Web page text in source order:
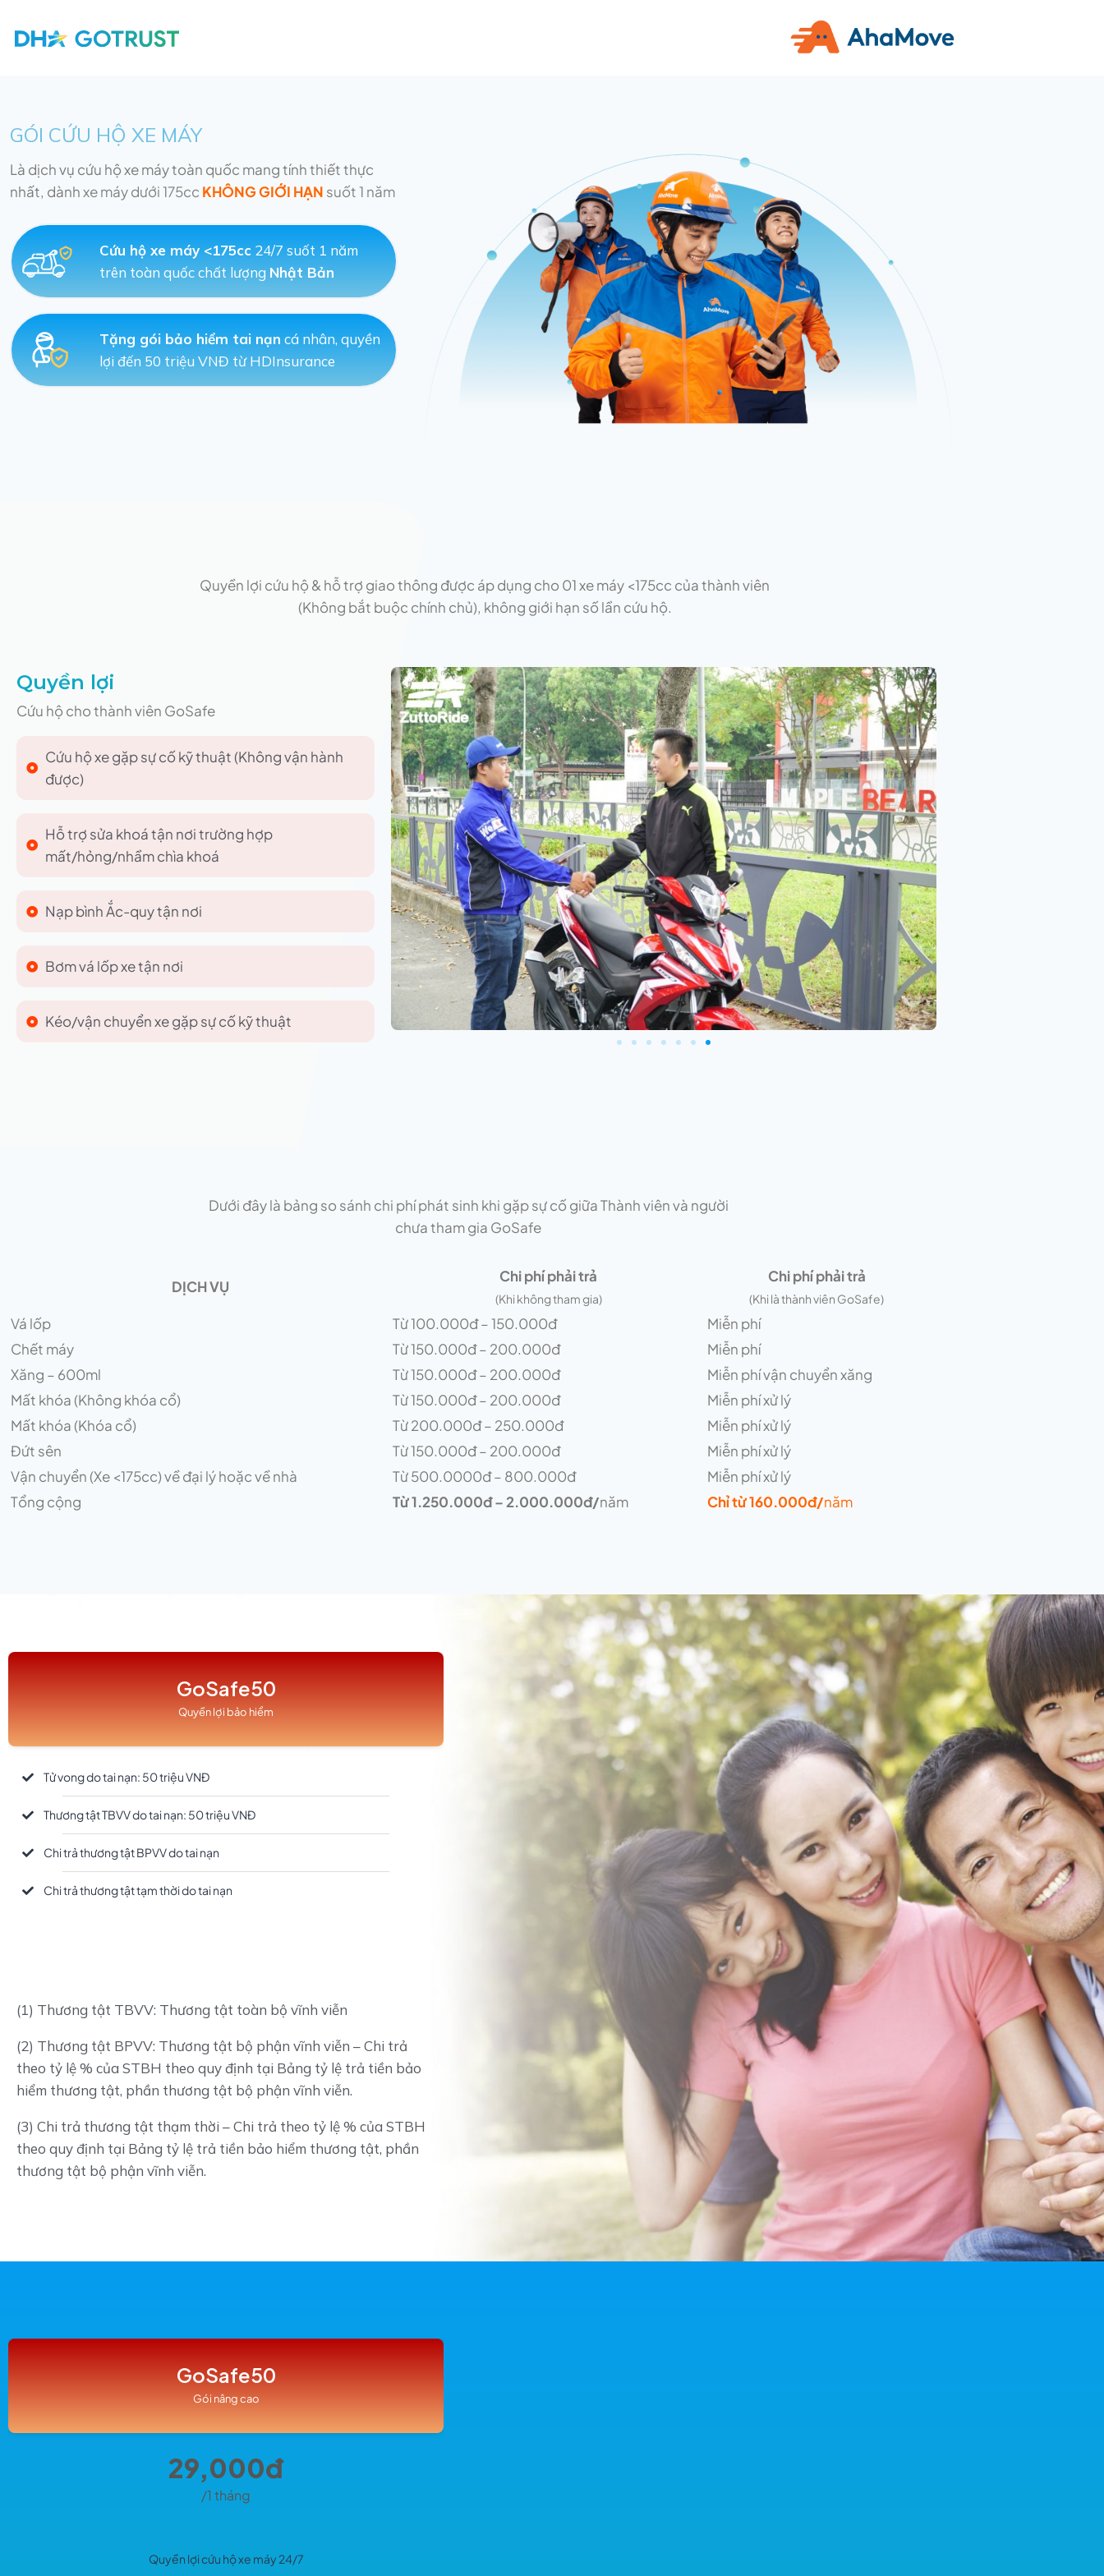
GÓI CỨU HỘ XE MÁY
Là dịch vụ cứu hộ xe máy toàn quốc mang tính thiết thực
nhất, dànhxe máy dưới 175cc KHÔNG GIỚI HẠN suốt 1 năm
Cứu hộ xe máy <175cc 24/7 suốt 1 năm
trên toàn quốc chất lượng Nhật Bản
Tặng gói bảo hiểm tai nạn cá nhân, quyền
lợi đến 50 triệu VNĐ từ HDInsurance
Quyền lợi cứu hộ & hỗ trợ giao thông được áp dụng cho 01 xe máy <175cc của thành viên
(Không bắt buộc chính chủ), không giới hạn số lần cứu hộ.
Quyền lợi
Cứu hộ cho thành viên GoSafe
Cứu hộ xe gặp sự cố kỹ thuật (Không vận hành
được)
Hỗ trợ sửa khoá tận nơi trường hợp
mất/hỏng/nhầm chìa khoá
Nạp bình Ắc-quy tận nơi
Bơm vá lốp xe tận nơi
Kéo/vận chuyển xe gặp sự cố kỹ thuật
Dưới đây là bảng so sánh chi phí phát sinh khi gặp sự cố giữa Thành viên và người
chưa tham gia GoSafe
DỊCH VỤ
Chi phí phải trả
(Khi không tham gia)
Chi phí phải trả
(Khi là thành viên GoSafe)
Vá lốp Từ 100.000đ – 150.000đ
Miễn phí
Chết máy
Từ 150.000đ – 200.000đ
Miễn phí
Xăng – 600ml
Từ 150.000đ – 200.000đ
Miễn phí vận chuyển xăng
Mất khóa (Không khóa cổ)
Từ 150.000đ – 200.000đ
Miễn phí xử lý
Mất khóa (Khóa cổ)
Từ 200.000đ – 250.000đ
Miễn phí xử lý
Đứt sên
Từ 150.000đ – 200.000đ
Miễn phí xử lý
Vận chuyển (Xe <175cc) về đại lý hoặc về nhà
Từ 500.0000đ – 800.000đ
Miễn phí xử lý
Tổng cộng
Từ 1.250.000đ – 2.000.000đ/năm Chỉ từ 160.000đ/năm
GoSafe50
Quyền lợi bảo hiểm
Tử vong do tai nạn: 50 triệu VNĐ
Thương tật TBVV do tai nạn: 50 triệu VNĐ
Chi trả thương tật BPVV do tai nạn
Chi trả thương tật tạm thời do tai nạn
(1) Thương tật TBVV: Thương tật toàn bộ vĩnh viễn
(2) Thương tật BPVV: Thương tật bộ phận vĩnh viễn – Chi trả
theo tỷ lệ % của STBH theo quy định tại Bảng tỷ lệ trả tiền bảo
hiểm thương tật, phần thương tật bộ phận vĩnh viễn.
(3) Chi trả thương tật thạm thời – Chi trả theo tỷ lệ % của STBH
theo quy định tại Bảng tỷ lệ trả tiền bảo hiểm thương tật, phần
thương tật bộ phận vĩnh viễn.
GoSafe50
Gói nâng cao
29,000đ
/1 tháng
Quyền lợi cứu hộ xe máy 24/7